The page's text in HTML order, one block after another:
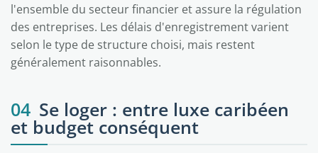
l'ensemble du secteur financier et assure la régulation
des entreprises. Les délais d'enregistrement varient
selon le type de structure choisi, mais restent
généralement raisonnables.
04 Se loger : entre luxe caribéen
et budget conséquent